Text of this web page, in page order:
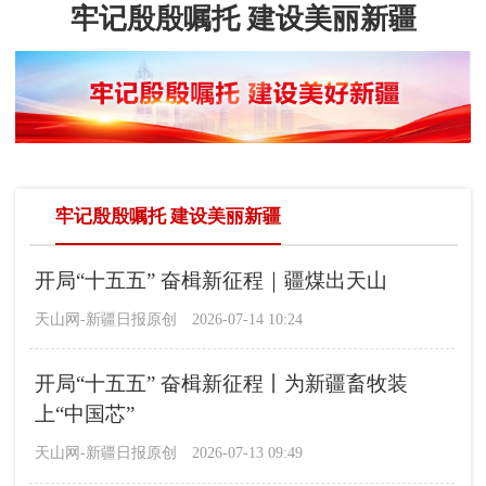
牢记殷殷嘱托 建设美丽新疆
牢记殷殷嘱托 建设美丽新疆
开局“十五五” 奋楫新征程｜疆煤出天山
天山网-新疆日报原创 2026-07-14 10:24
开局“十五五” 奋楫新征程丨为新疆畜牧装
上“中国芯”
天山网-新疆日报原创 2026-07-13 09:49